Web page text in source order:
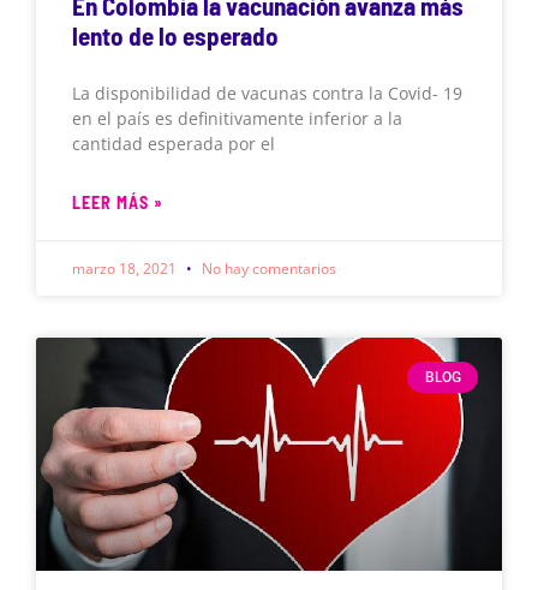
lento de lo esperado
La disponibilidad de vacunas contra la Covid- 19
en el país es definitivamente inferior a la
cantidad esperada por el
LEER MÁS »
marzo 18, 2021 No hay comentarios
BLOG